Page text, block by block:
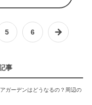
5 6
事
ガーデンはどうなるの？周辺の